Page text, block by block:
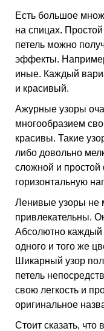
Есть большое
на спицах.
петель можно
эффекты.
иные. Каждый
и красивый.
Ажурные узоры
многообразием
красивы. Такие
либо довольно
сложной и простой
горизонтальную
Ленивые узоры не
привлекательны.
Абсолютно
одного и того же
Шикарный узор
петель
свою легкость и
оригинальное
Стоит сказать,